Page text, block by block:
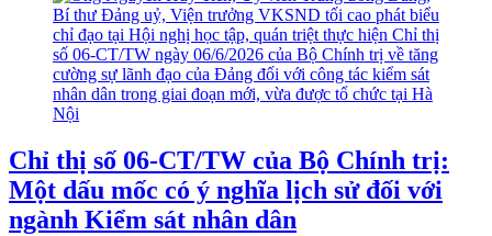
Chỉ thị số 06-CT/TW của Bộ Chính trị:
Một dấu mốc có ý nghĩa lịch sử đối với
ngành Kiểm sát nhân dân